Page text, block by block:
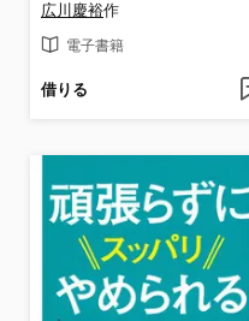
広川慶裕作
電子書籍
借りる